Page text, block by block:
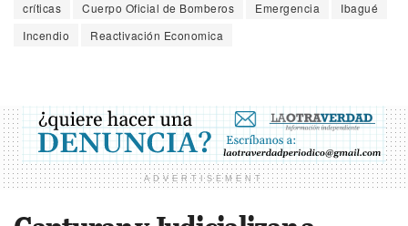
críticas
Cuerpo Oficial de Bomberos Emergencia
Ibagué
Incendio
Reactivación Economica
ADVERTISEMENT